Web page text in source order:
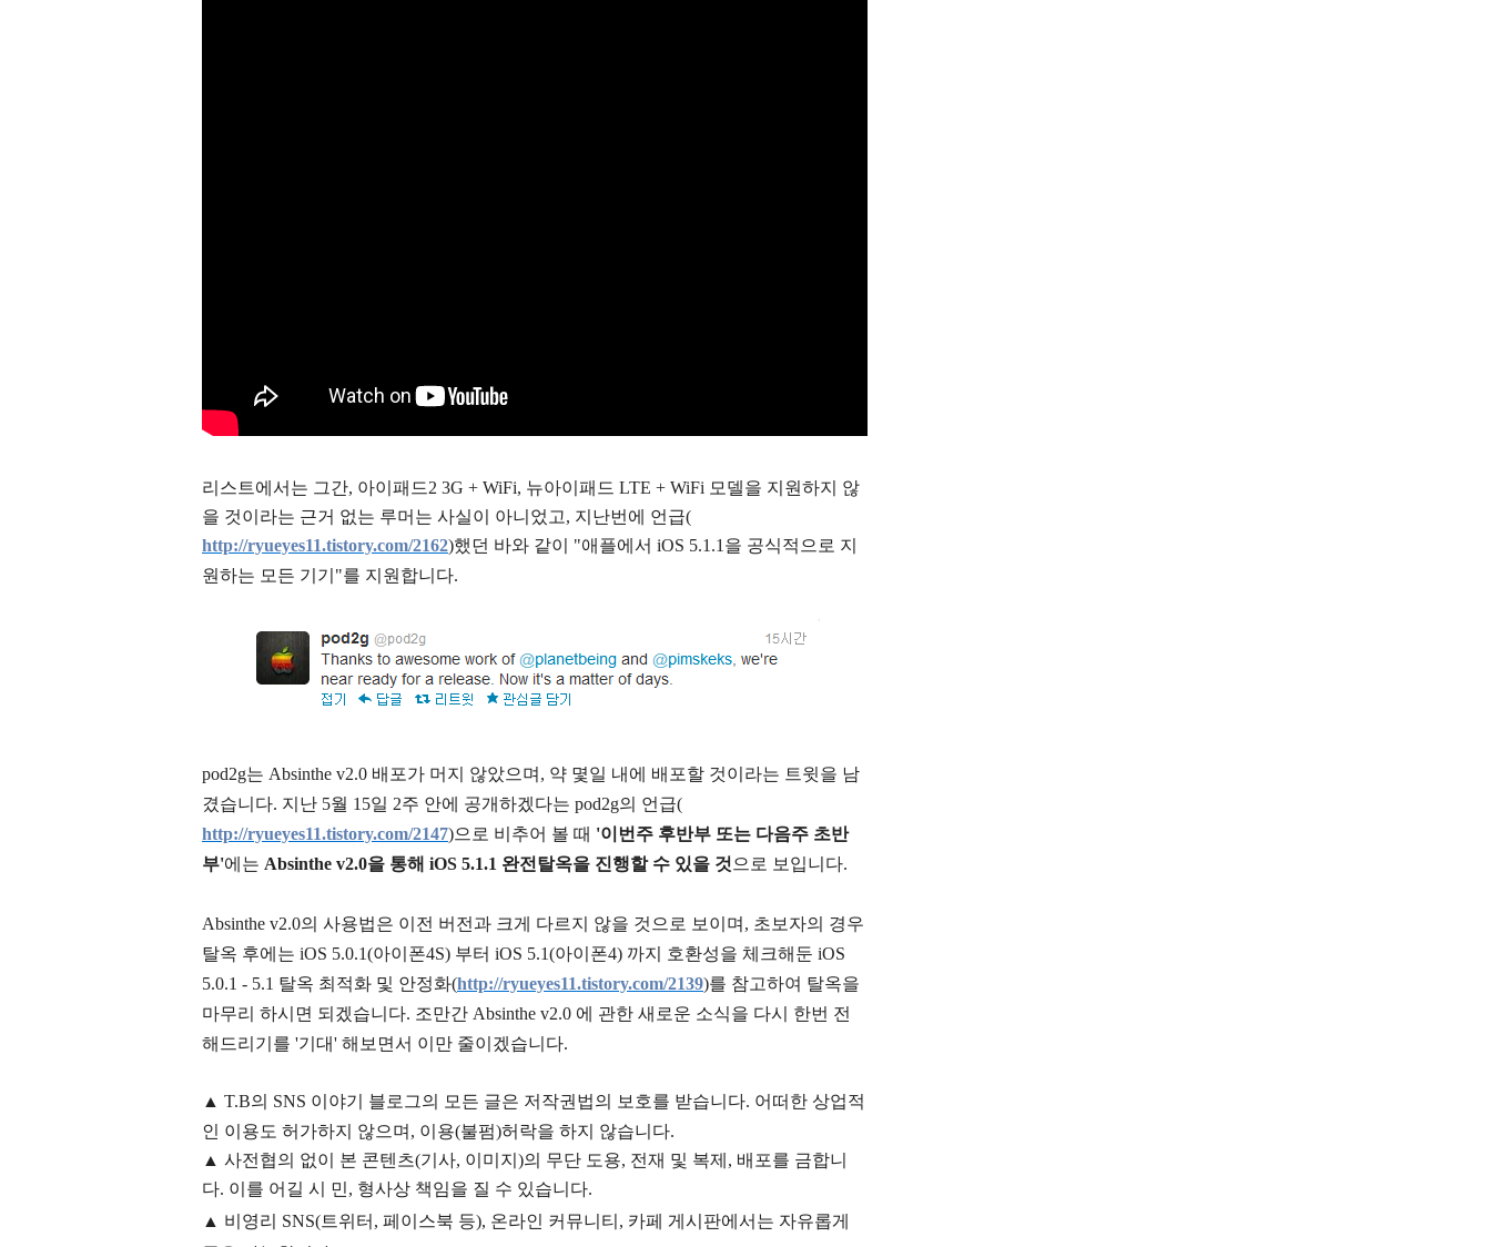
리스트에서는 그간, 아이패드2 3G + WiFi, 뉴아이패드 LTE + WiFi 모델을 지원하지 않
을 것이 라는 근거 없는 루머는 사실이 아니었고, 지난번에 언급(
http://ryueyes11.tistory.com/2162)했던 바와 같이 "애플에서 iOS 5.1.1을 공식적으로 지
원하는 모든 기기"를 지원합니다.
pod2g는 Absinthe v2.0 배포가 머지 않았으며, 약 몇일 내에 배포할 것이라는 트윗을 남
겼습니 다. 지난 5월 15일 2주 안에 공개하겠다는 pod2g의 언급(
http://ryueyes11.tistory.com/2147)으로 비추어 볼 때 '이번주 후반부 또는 다음주 초반
부'에는 Absinthe v2.0을 통해 iOS 5.1.1 완전탈옥을 진행할 수 있을 것으로 보입니다.
Absinthe v2.0의 사용법은 이전 버전과 크게 다르지 않을 것으로 보이며, 초보자의 경우
탈옥 후에는 iOS 5.0.1(아이폰4S) 부터 iOS 5.1(아이폰4) 까지 호환성을 체크해둔 iOS
5.0.1 - 5.1 탈옥 최적화 및 안정화(http://ryueyes11.tistory.com/2139)를 참고하여 탈옥을
마무리 하시면 되겠습니다. 조만간 Absinthe v2.0 에 관한 새로운 소식을 다시 한번 전
해드리기를 '기대' 해보면서 이만 줄이겠습니다.
▲ T.B의 SNS 이야기 블 로그의 모든 글은 저작권법의 보호를 받습니다. 어떠한 상업적
인 이용도 허가하지 않으며, 이용(불펌)허락을 하지 않습니다.
▲ 사전협의 없이 본 콘텐츠(기사, 이미지)의 무단 도용, 전재 및 복제, 배포를 금합니
다. 이를 어길 시 민, 형사상 책임을 질 수 있습니다.
▲ 비영리 SNS(트위터, 페이스북 등), 온라인 커뮤니티, 카페 게시판에서는 자유롭게